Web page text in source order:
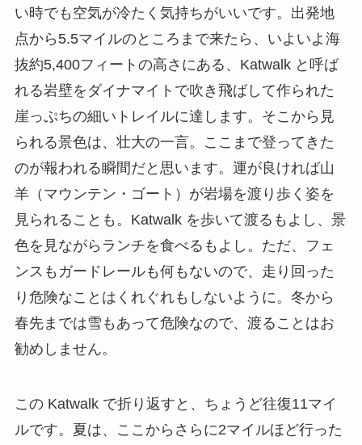
い時でも空気が冷たく気持ちがいいです。出発地
点から5.5マイルのところまで来たら、いよいよ海
抜約5,400フィートの高さにある、Katwalk と呼ば
れる岩壁をダイナマイトで吹き飛ばして作られた
崖っぷちの細いトレイルに達します。そこから見
られる景色は、壮大の一言。ここまで登ってきた
のが報われる瞬間だと思います。運が良ければ山
羊（マウンテン・ゴート）が岩場を渡り歩く姿を
見られることも。Katwalk を歩いて渡るもよし、景
色を見ながらランチを食べるもよし。ただ、フェ
ンスもガードレールも何もないので、走り回った
り危険なことはくれぐれもしないように。冬から
春先までは雪もあって危険なので、渡ることはお
勧めしません。
この Katwalk で折り返すと、ちょうど往復11マイ
ルです。夏は、ここからさらに2マイルほど行った